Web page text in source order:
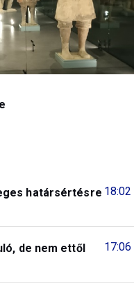
18:02
határsértésre
17:06
de nem ettől